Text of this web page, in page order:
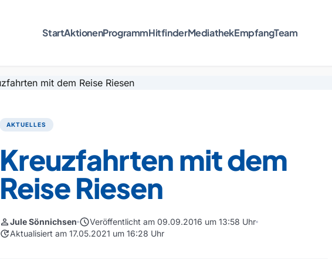
StartAktionenProgrammHitfinderMediathekEmpfangTeam
AKTUELLES
Kreuzfahrten mit dem
Reise Riesen
personJule Sönnichsen scheduleVeröffentlicht am 09.09.2016 um 13:58 Uhr
updateAktualisiert am 17.05.2021 um 16:28 Uhr